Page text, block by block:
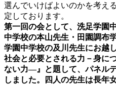
選んでいけばよいのかを考え
定しております。
第一回の会として、洗足学園
中学校の本山先生・田園調布
学園中学校の及川先生にお越
社会と必要とされる力－身に
ない力―』と題して、パネル
しました。四人の先生は長年